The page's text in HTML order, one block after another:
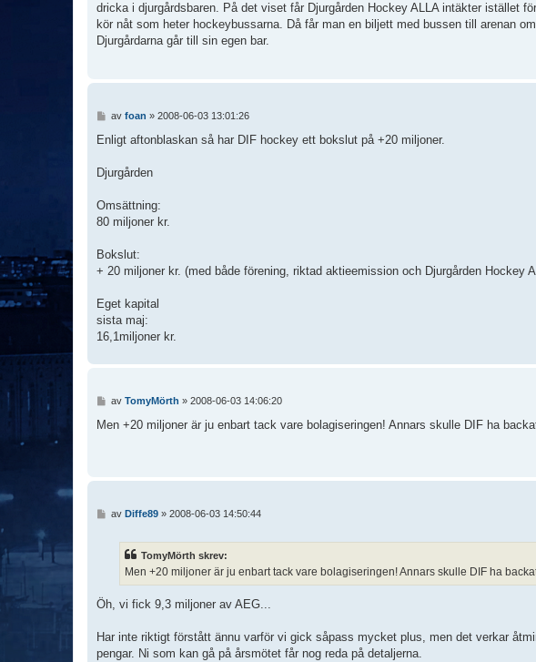
dricka i djurgårdsbaren. På det viset får Djurgården Hockey ALLA intäkter istället
kör nåt som heter hockeybussarna. Då får man en biljett med bussen till arenan
Djurgårdarna går till sin egen bar.
l
g
av foan » 2008-06-03 13:01:26
Enligt aftonblaskan så har DIF hockey ett bokslut på +20 miljoner.
Djurgården
Omsättning:
80 miljoner kr.
Bokslut:
+ 20 miljoner kr. (med både förening, riktad aktieemission och Djurgården Hockey
Eget kapital
sista maj:
16,1miljoner kr.
l
av TomyMörth » 2008-06-03 14:06:20
Men +20 miljoner är ju enbart tack vare bolagiseringen! Annars skulle DIF ha
av Diffe89» 2008-06-03 14:50:44
TomyMörth skrev:
Men +20 miljoner är ju enbart tack vare bolagiseringen! Annars skulle DIF ha
Öh, vi fick 9,3 miljoner av AEG...
Har inte riktigt förstått ännu varför vi gick såpass mycket plus, men det verkar
pengar. Ni som kan gå på årsmötet får nog reda på detaljerna.